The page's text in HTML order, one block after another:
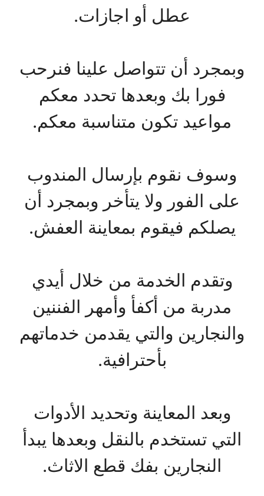
عطل أو اجازات.
وبمجرد أن تتواصل علينا فنرحب
فورا بك وبعدها تحدد معكم
مواعيد تكون متناسبة معكم.
وسوف نقوم بإرسال المندوب
على الفور ولا يتأخر وبمجرد أن
يصلكم فيقوم بمعاينة العفش.
وتقدم الخدمة من خلال أيدي
مدربة من أكفأ وأمهر الفننين
والنجارين والتي يقدمن خدماتهم
بأحترافية.
وبعد المعاينة وتحديد الأدوات
التي تستخدم بالنقل وبعدها يبدأ
النجارين بفك قطع الاثاث.